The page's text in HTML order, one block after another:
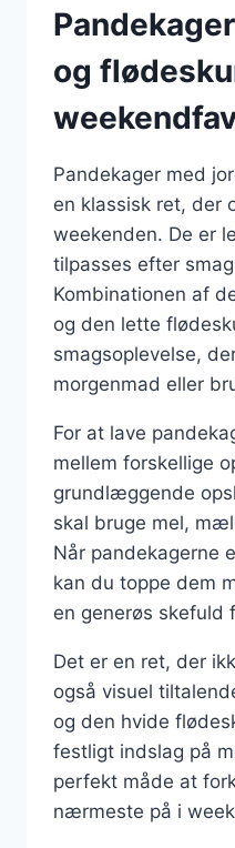
og
Pandekager med
en klassisk ret, der
weekenden. De er
tilpasses efter
Kombinationen af
og den lette
smagsoplevelse,
morgenmad eller
For at lave
mellem forskellige
grundlæggende
skal bruge mel,
Når pandekagerne
kan du toppe dem
en generøs skefuld
Det er en ret, der
også visuel
og den hvide
festligt indslag på
perfekt måde at
nærmeste på i